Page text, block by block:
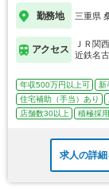
勤務地 三重県
アクセス
ＪＲ関
近鉄名
年収500万円以上可 新
住宅補助（手当）あり
店舗数30以上
積極採
求人の詳